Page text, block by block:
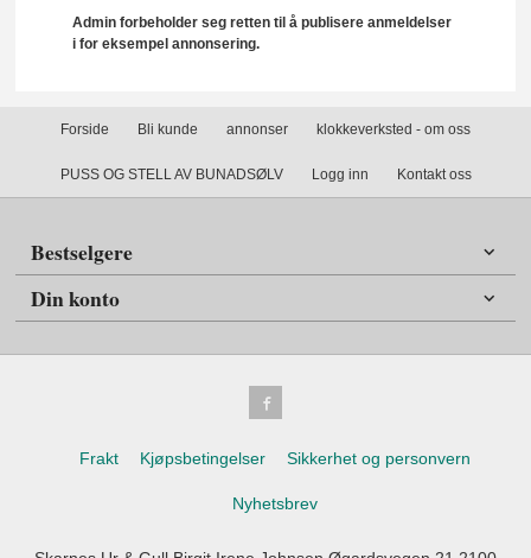
Admin forbeholder seg retten til å publisere anmeldelser
i for eksempel annonsering.
Forside Bli kunde annonser klokkeverksted - om oss
PUSS OG STELL AV BUNADSØLV Logg inn Kontakt oss
Bestselgere
Din konto
Frakt Kjøpsbetingelser Sikkerhet og personvern
Nyhetsbrev